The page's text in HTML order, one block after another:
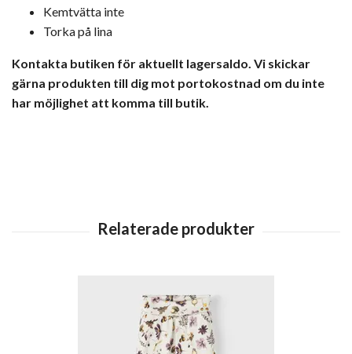
Kemtvätta inte
Torka på lina
Kontakta butiken för aktuellt lagersaldo. Vi skickar
gärna produkten till dig mot portokostnad om du inte
har möjlighet att komma till butik.